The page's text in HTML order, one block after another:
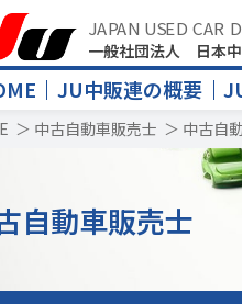
JAPAN USED CAR
一般社団法人 日本
JU中販連の概要
＞ 中古自動車販売士 ＞ 中古自
自動車販売士